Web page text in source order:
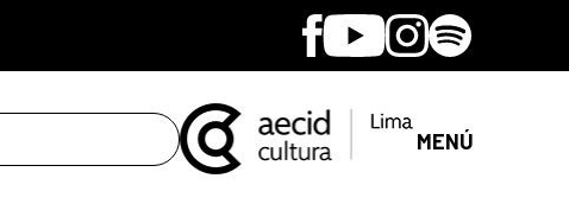
Facebook
YoutubeInstagram
Spotify
MENÚ